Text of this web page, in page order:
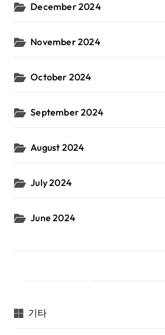
December 2024
November 2024
October 2024
September 2024
August 2024
July 2024
June 2024
기타